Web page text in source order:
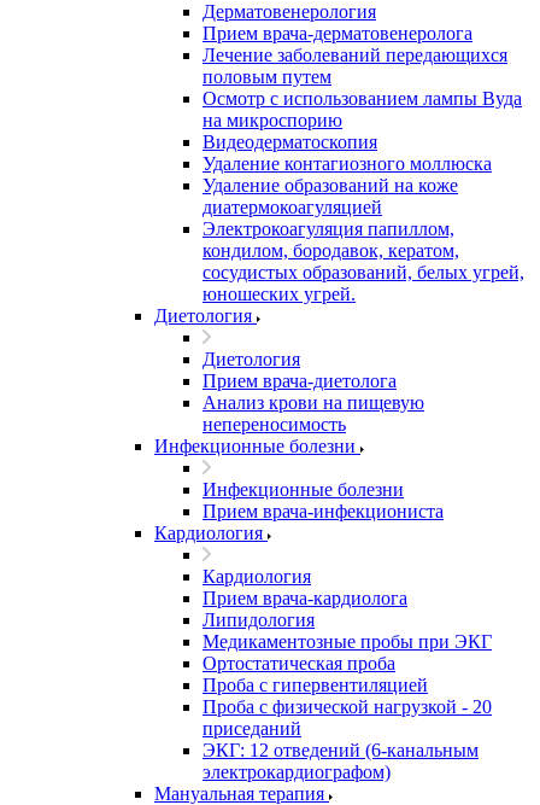
Дерматовенерология
Прием врача-дерматовенеролога
Лечение заболеваний передающихся
половым путем
Осмотр с использованием лампы Вуда
на микроспорию
Видеодерматоскопия
Удаление контагиозного моллюска
Удаление образований на коже
диатермокоагуляцией
Электрокоагуляция папиллом,
кондилом, бородавок, кератом,
сосудистых образований, белых угрей,
юношеских угрей.
Диетология
Диетология
Прием врача-диетолога
Анализ крови на пищевую
непереносимость
Инфекционные болезни
Инфекционные болезни
Прием врача-инфекциониста
Кардиология
Кардиология
Прием врача-кардиолога
Липидология
Медикаментозные пробы при ЭКГ
Ортостатическая проба
Проба с гипервентиляцией
Проба с физической нагрузкой - 20
приседаний
ЭКГ: 12 отведений (6-канальным
электрокардиографом)
Мануальная терапия